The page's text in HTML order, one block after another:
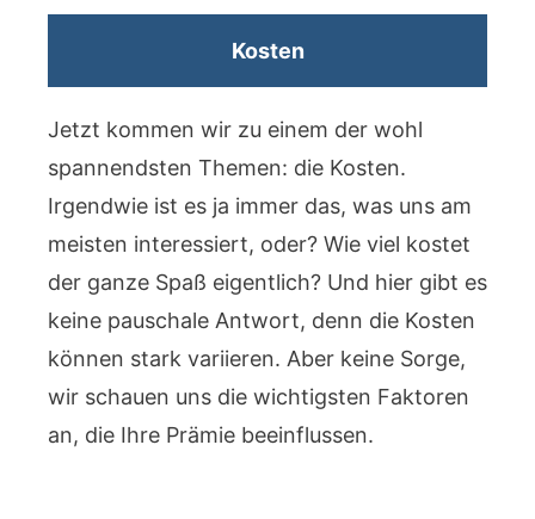
Kosten
Jetzt kommen wir zu einem der wohl
spannendsten Themen: die Kosten.
Irgendwie ist es ja immer das, was uns am
meisten interessiert, oder? Wie viel kostet
der ganze Spaß eigentlich? Und hier gibt es
keine pauschale Antwort, denn die Kosten
können stark variieren. Aber keine Sorge,
wir schauen uns die wichtigsten Faktoren
an, die Ihre Prämie beeinflussen.